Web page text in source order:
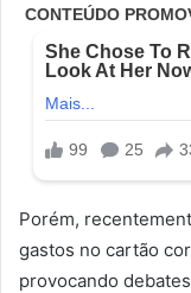
Porém,
gastos no cartão
provocando